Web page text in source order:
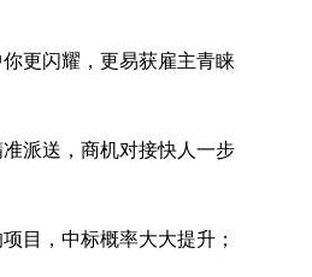
更闪耀，更易获雇主青睐
派送，商机对接快人一步
目，中标概率大大提升；